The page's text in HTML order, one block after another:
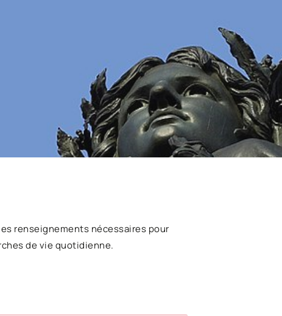
renseignements nécessaires pour
de vie quotidienne.